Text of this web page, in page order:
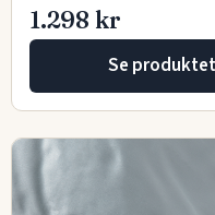
1.298 kr
Se produktet